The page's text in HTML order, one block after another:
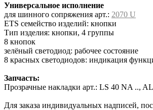
Универсальное исполнение
для шинного сопряжения арт.: 2070 U
ETS семейство изделий: кнопки
Тип изделия: кнопки, 4 группы
8 кнопок
зелёный светодиод: рабочее состояние
8 красных светодиодов: индикация
Запчасть:
Прозрачные накладки арт.: LS 40 NA ..,
Для заказа индивидуальных надписей,